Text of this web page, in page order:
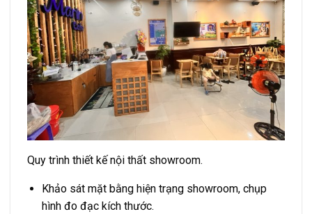
Quy trình thiết kế nội thất showroom.
Khảo sát mặt bằng hiện trạng showroom, chụp
hình đo đạc kích thước.